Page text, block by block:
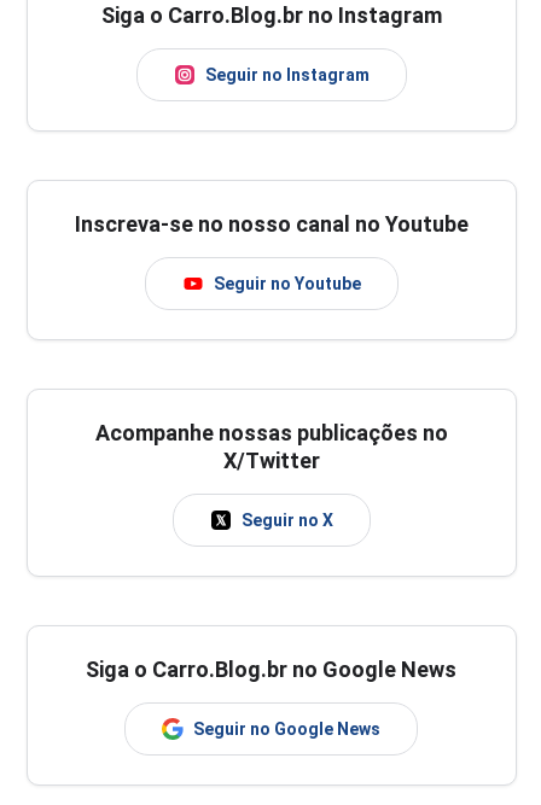
Siga o Carro.Blog.br no Instagram
Seguir no Instagram
Inscreva-se no nosso canal no Youtube
Seguir no Youtube
Acompanhe nossas publicações no
X/Twitter
Seguir no X
Siga o Carro.Blog.br no Google News
Seguir no Google News